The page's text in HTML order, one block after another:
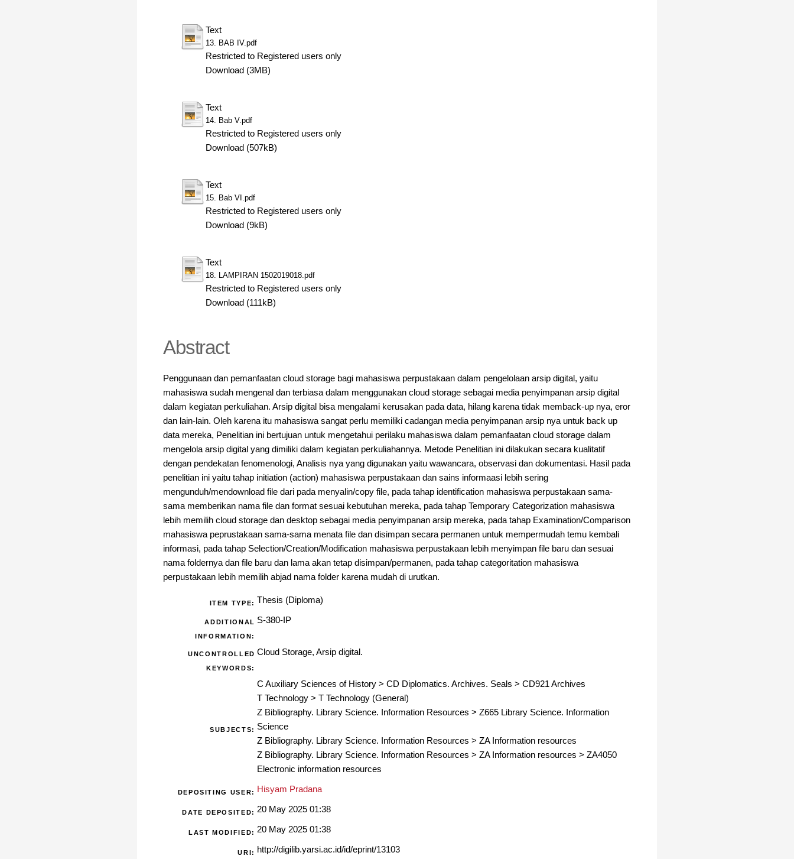
Text
13. BAB IV.pdf
Restricted to Registered users only
Download (3MB)
Text
14. Bab V.pdf
Restricted to Registered users only
Download (507kB)
Text
15. Bab VI.pdf
Restricted to Registered users only
Download (9kB)
Text
18. LAMPIRAN 1502019018.pdf
Restricted to Registered users only
Download (111kB)
Abstract
Penggunaan dan pemanfaatan cloud storage bagi mahasiswa perpustakaan dalam pengelolaan arsip digital, yaitu
mahasiswa sudah mengenal dan terbiasa dalam menggunakan cloud storage sebagai media penyimpanan arsip digital
dalam kegiatan perkuliahan. Arsip digital bisa mengalami kerusakan pada data, hilang karena tidak memback-up nya, eror
dan lain-lain. Oleh karena itu mahasiswa sangat perlu memiliki cadangan media penyimpanan arsip nya untuk back up
data mereka, Penelitian ini bertujuan untuk mengetahui perilaku mahasiswa dalam pemanfaatan cloud storage dalam
mengelola arsip digital yang dimiliki dalam kegiatan perkuliahannya. Metode Penelitian ini dilakukan secara kualitatif
dengan pendekatan fenomenologi, Analisis nya yang digunakan yaitu wawancara, observasi dan dokumentasi. Hasil pada
penelitian ini yaitu tahap initiation (action) mahasiswa perpustakaan dan sains informaasi lebih sering
mengunduh/mendownload file dari pada menyalin/copy file, pada tahap identification mahasiswa perpustakaan sama-
sama memberikan nama file dan format sesuai kebutuhan mereka, pada tahap Temporary Categorization mahasiswa
lebih memilih cloud storage dan desktop sebagai media penyimpanan arsip mereka, pada tahap Examination/Comparison
mahasiswa peprustakaan sama-sama menata file dan disimpan secara permanen untuk mempermudah temu kembali
informasi, pada tahap Selection/Creation/Modification mahasiswa perpustakaan lebih menyimpan file baru dan sesuai
nama foldernya dan file baru dan lama akan tetap disimpan/permanen, pada tahap categoritation mahasiswa
perpustakaan lebih memilih abjad nama folder karena mudah di urutkan.
ITEM TYPE: Thesis (Diploma)
ADDITIONAL
INFORMATION:
S-380-IP
UNCONTROLLED
KEYWORDS:
Cloud Storage, Arsip digital.
SUBJECTS:
C Auxiliary Sciences of History > CD Diplomatics. Archives. Seals > CD921 Archives
T Technology > T Technology (General)
Z Bibliography. Library Science. Information Resources > Z665 Library Science. Information
Science
Z Bibliography. Library Science. Information Resources > ZA Information resources
Z Bibliography. Library Science. Information Resources > ZA Information resources > ZA4050
Electronic information resources
DEPOSITING USER: Hisyam Pradana
DATE DEPOSITED: 20 May 2025 01:38
LAST MODIFIED: 20 May 2025 01:38
URI: http://digilib.yarsi.ac.id/id/eprint/13103